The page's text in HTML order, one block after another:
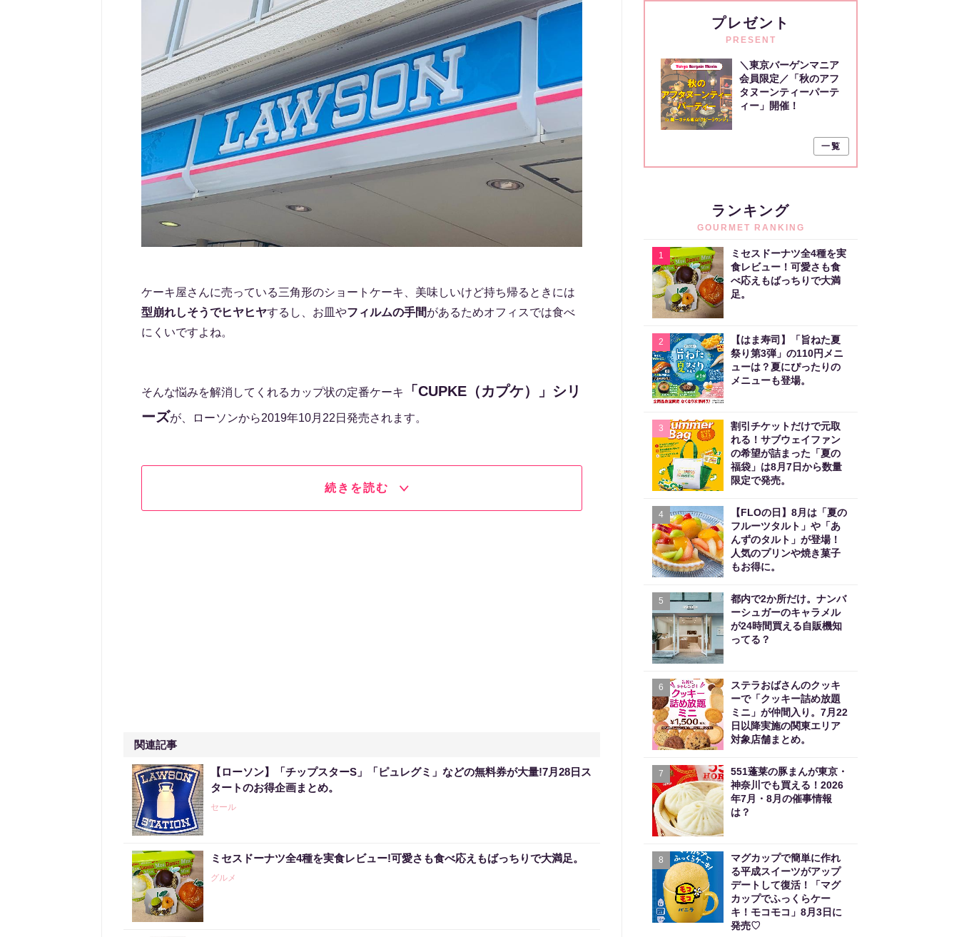
ケーキ屋さんに売っている三角形のショートケーキ、美味しいけど持ち帰るときには
型崩れしそうでヒヤヒヤするし、お皿やフィルムの手間があるためオフィスでは食べ
にくいですよね。
そんな悩みを解消してくれるカップ状の定番ケーキ
「CUPKE（カプケ）」シリ
ーズが、ローソンから2019年10月22日発売されます。
続きを読む
関連記事
【ローソン】「チップスターS」「ピュレグミ」などの無料券が大量!7月28日ス
タートのお得企画まとめ。
セール
ミセスドーナツ全4種を実食レビュー!可愛さも食べ応えもばっちりで大満足。
グルメ
プレゼント
PRESENT
＼東京バーゲンマニア
会員限定／「秋のアフ
タヌーンティーパーテ
ィー」開催！
一覧
ランキング
GOURMET RANKING
1
ミセスドーナツ全4種を実
食レビュー！可愛さも食
べ応えもばっちりで大満
足。
2
【はま寿司】「旨ねた夏
祭り第3弾」の110円メニ
ューは？夏にぴったりの
メニューも登場。
3
割引チケットだけで元取
れる！サブウェイファン
の希望が詰まった「夏の
福袋」は8月7日から数量
限定で発売。
4
【FLOの日】8月は「夏の
フルーツタルト」や「あ
んずのタルト」が登場！
人気のプリンや焼き菓子
もお得に。
5
都内で2か所だけ。ナンバ
ーシュガーのキャラメル
が24時間買える自販機知
ってる？
6
ステラおばさんのクッキ
ーで「クッキー詰め放題
ミニ」が仲間入り。7月22
日以降実施の関東エリア
対象店舗まとめ。
7
551蓬莱の豚まんが東京・
神奈川でも買える！2026
年7月・8月の催事情報
は？
8
マグカップで簡単に作れ
る平成スイーツがアップ
デートして復活！「マグ
カップでふっくらケー
キ！モコモコ」8月3日に
発売♡